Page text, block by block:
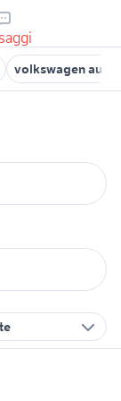
volkswagen auto